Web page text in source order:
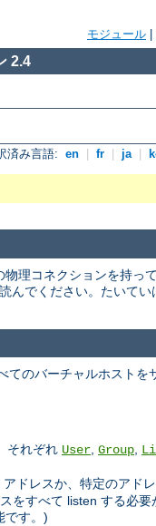
モジュール
2.4
済み言語: en fr ja
物理コネクションを持っ
んでください。たいてい
てのバーチャルホストを
それぞれ User Group
ドレスか、特定のアド
をすべて listen する必要
です。)